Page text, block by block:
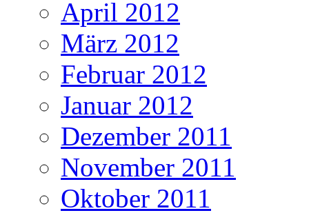
April 2012
März 2012
Februar 2012
Januar 2012
Dezember 2011
November 2011
Oktober 2011